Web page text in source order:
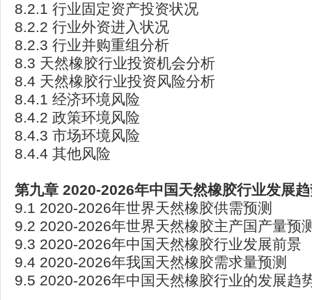
8.2.1 行业固定资产投资状况
8.2.2 行业外资进入状况
8.2.3 行业并购重组分析
8.3 天然橡胶行业投资机会分析
8.4 天然橡胶行业投资风险分析
8.4.1 经济环境风险
8.4.2 政策环境风险
8.4.3 市场环境风险
8.4.4 其他风险
第九章 2020-2026年中国天然橡胶行业发展
9.1 2020-2026年世界天然橡胶供需预测
9.2 2020-2026年世界天然橡胶主产国产量预
9.3 2020-2026年中国天然橡胶行业发展前景
9.4 2020-2026年我国天然橡胶需求量预测
9.5 2020-2026年中国天然橡胶行业的发展趋